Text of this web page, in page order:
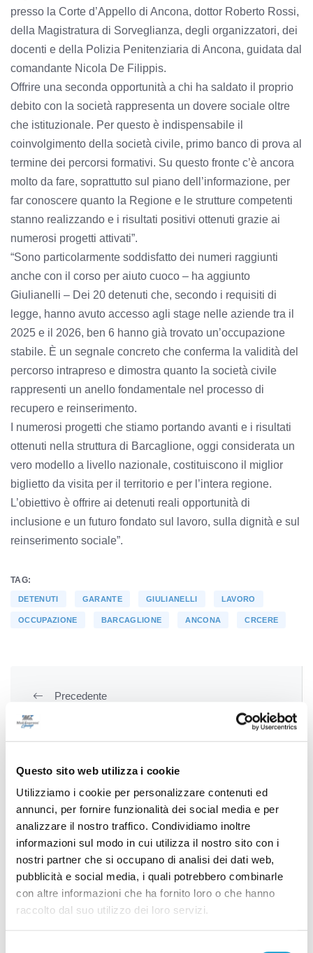
Questo sito web utilizza i cookie
Utilizziamo i cookie per personalizzare contenuti ed
annunci, per fornire funzionalità dei social media e per
analizzare il nostro traffico. Condividiamo inoltre
informazioni sul modo in cui utilizza il nostro sito con i
nostri partner che si occupano di analisi dei dati web,
pubblicità e social media, i quali potrebbero combinarle
con altre informazioni che ha fornito loro o che hanno
raccolto dal suo utilizzo dei loro servizi.
presso la Corte d’Appello di Ancona, dottor Roberto Rossi,
della Magistratura di Sorveglianza, degli organizzatori, dei
docenti e della Polizia Penitenziaria di Ancona, guidata dal
comandante Nicola De Filippis.
Offrire una seconda opportunità a chi ha saldato il proprio
debito con la società rappresenta un dovere sociale oltre
che istituzionale. Per questo è indispensabile il
coinvolgimento della società civile, primo banco di prova al
termine dei percorsi formativi. Su questo fronte c’è ancora
molto da fare, soprattutto sul piano dell’informazione, per
far conoscere quanto la Regione e le strutture competenti
stanno realizzando e i risultati positivi ottenuti grazie ai
numerosi progetti attivati”.
“Sono particolarmente soddisfatto dei numeri raggiunti
anche con il corso per aiuto cuoco – ha aggiunto
Giulianelli – Dei 20 detenuti che, secondo i requisiti di
legge, hanno avuto accesso agli stage nelle aziende tra il
2025 e il 2026, ben 6 hanno già trovato un’occupazione
stabile. È un segnale concreto che conferma la validità del
percorso intrapreso e dimostra quanto la società civile
rappresenti un anello fondamentale nel processo di
recupero e reinserimento.
I numerosi progetti che stiamo portando avanti e i risultati
ottenuti nella struttura di Barcaglione, oggi considerata un
vero modello a livello nazionale, costituiscono il miglior
biglietto da visita per il territorio e per l’intera regione.
L’obiettivo è offrire ai detenuti reali opportunità di
inclusione e un futuro fondato sul lavoro, sulla dignità e sul
reinserimento sociale”.
TAG:
DETENUTI GARANTE GIULIANELLI LAVORO
OCCUPAZIONE BARCAGLIONE ANCONA CRCERE
Precedente
On Air Band, doppio concerto nel weekend tra Fermo
Successivo
Estate a Monteprandone, 60 eventi per non annoiarsi
mai
Tutti gli articoli